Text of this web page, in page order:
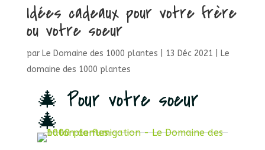
Idées cadeaux pour votre frère
ou votre soeur
par Le Domaine des 1000 plantes 13 Déc 2021
Le
domaine des 1000 plantes
🎄 Pour votre soeur
🎄